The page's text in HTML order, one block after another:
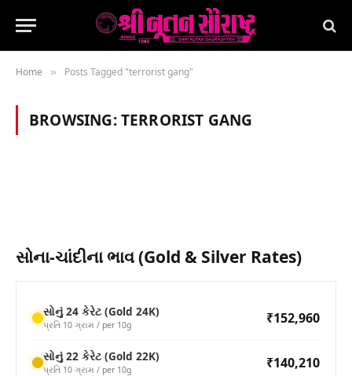
Home » Posts Tagged "terrorist gang"
BROWSING:TERRORIST GANG
સોના-ચાંદીના ભાવ (Gold & Silver Rates)
સોનું 24 કેરેટ (Gold 24K)
પ્રતિ 10 ગ્રામ / per 10g ₹152,960
સોનું 22 કેરેટ (Gold 22K)
પ્રતિ 10 ગ્રામ / per 10g ₹140,210